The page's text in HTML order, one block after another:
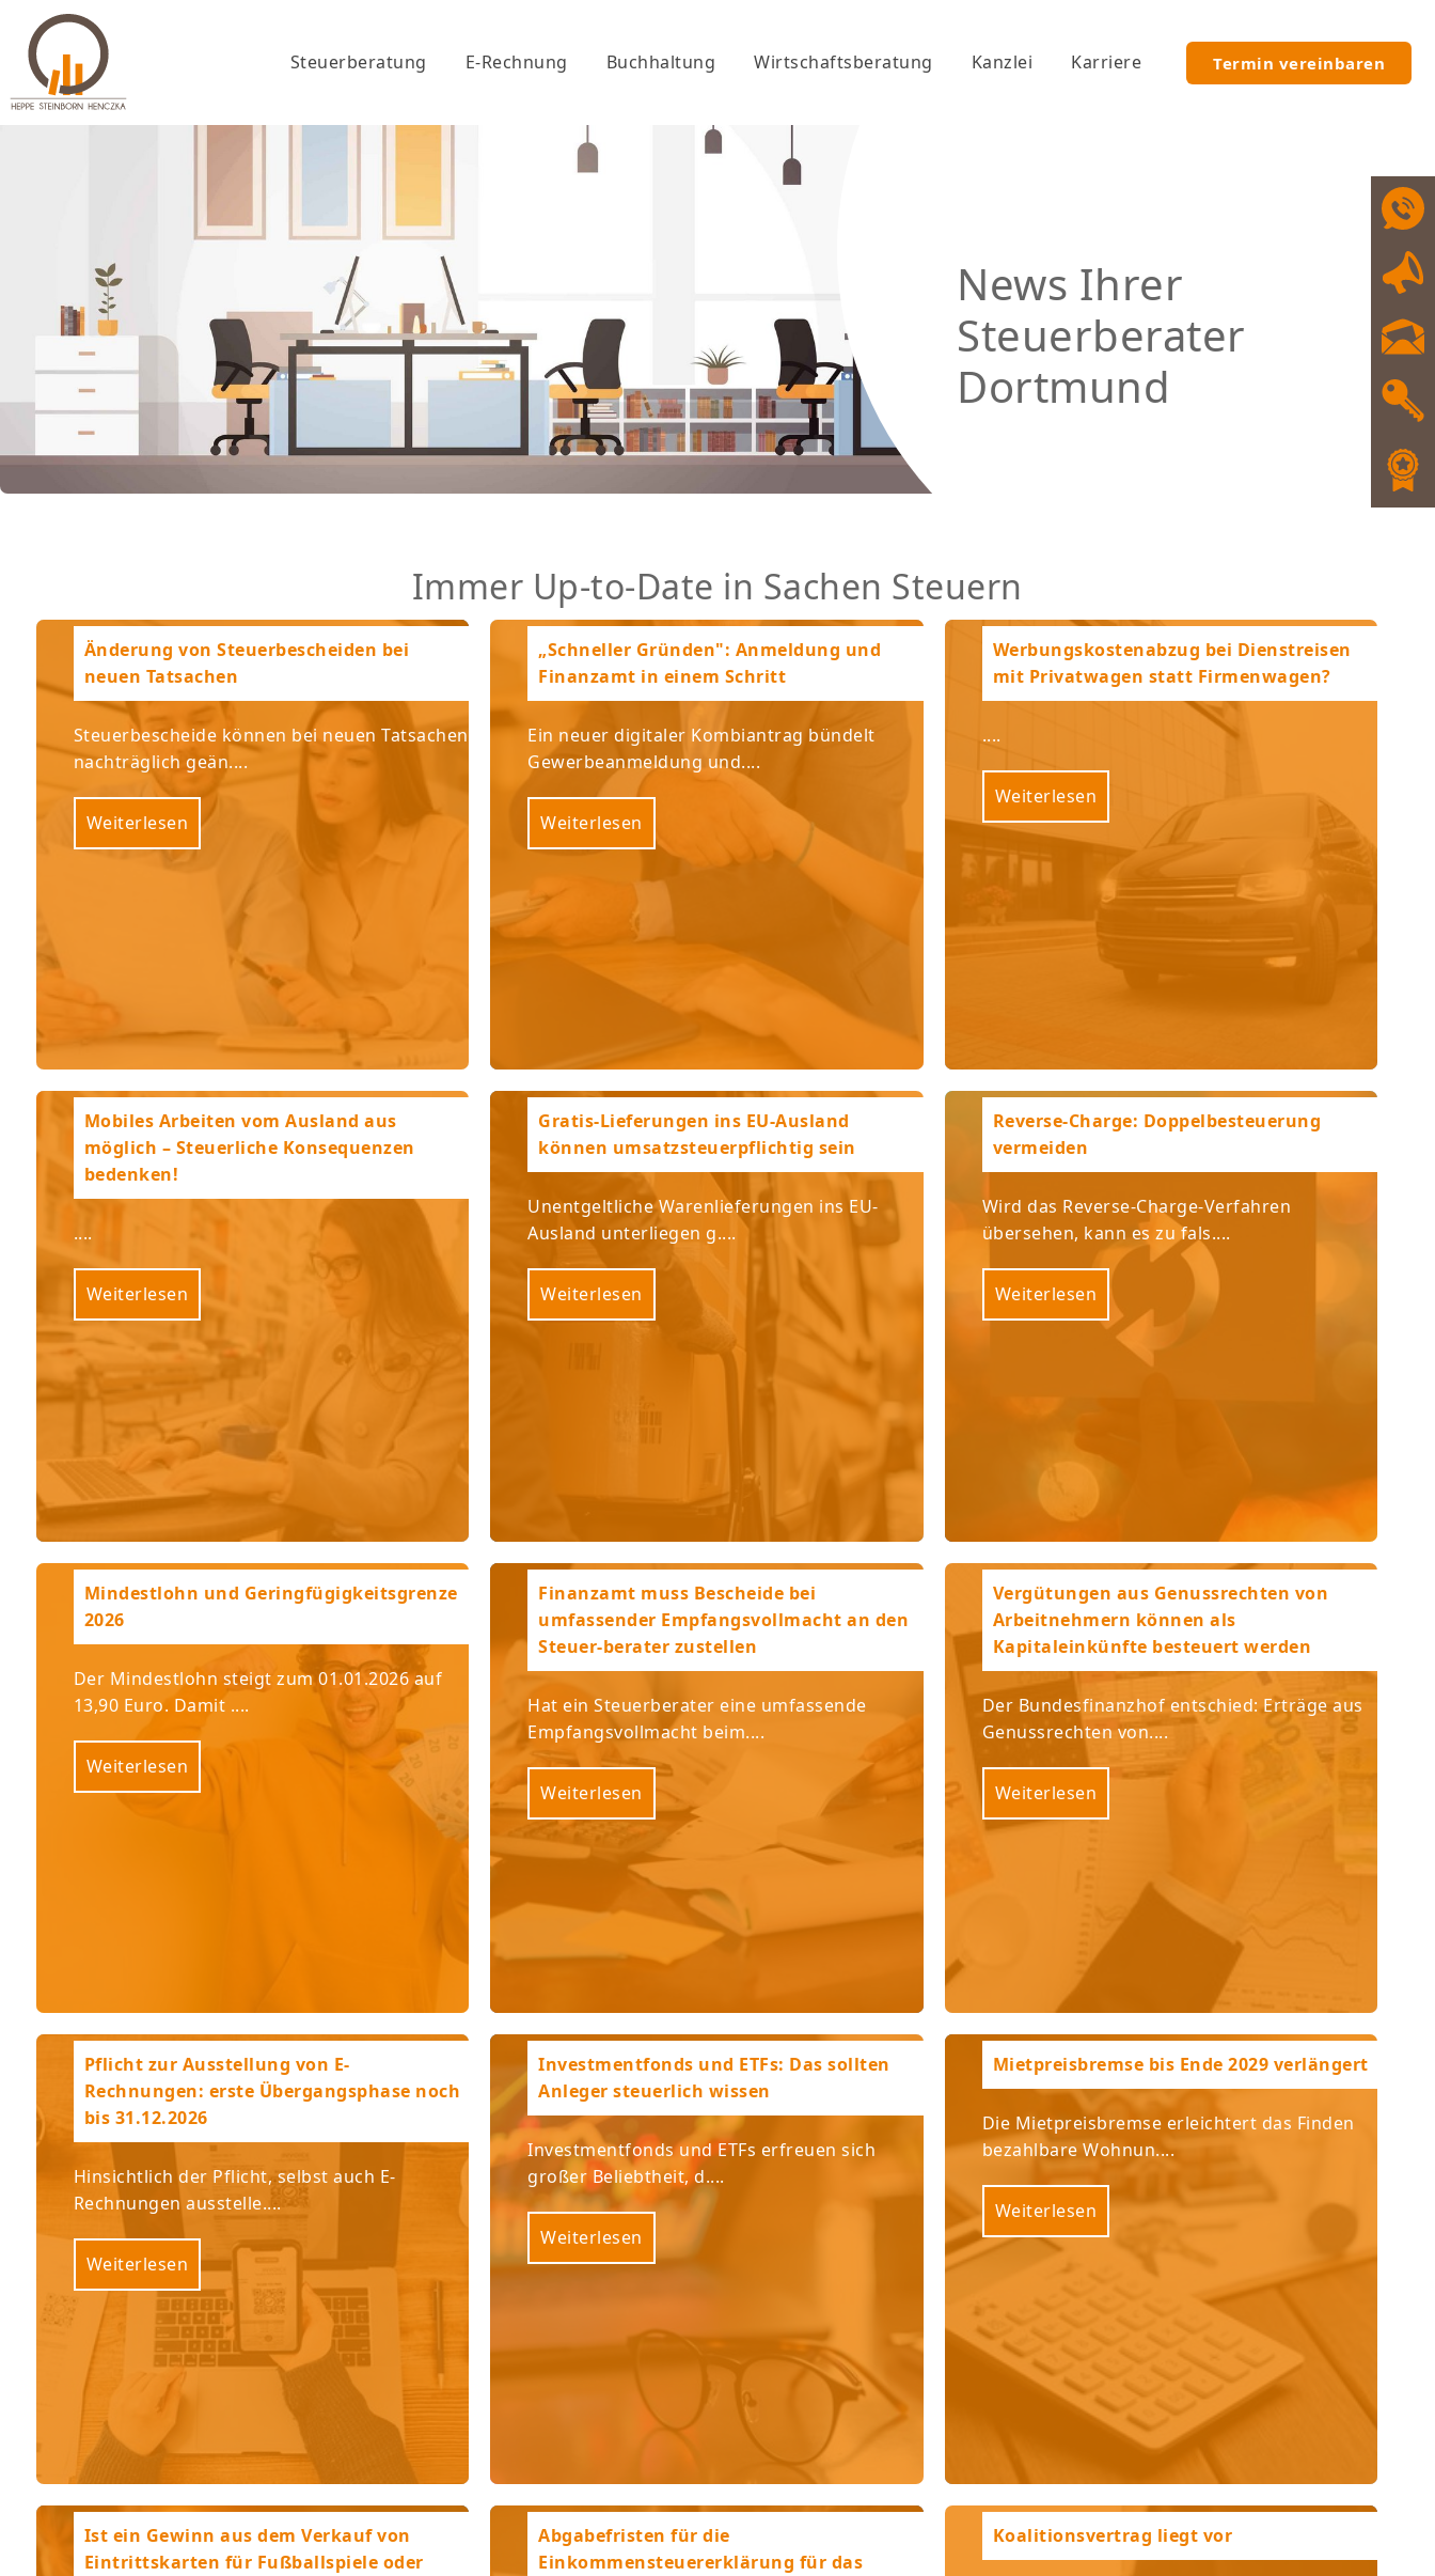
Steuerberatung E-Rechnung Buchhaltung Wirtschaftsberatung Kanzlei Karriere Termin vereinbaren
News Ihrer
Steuerberater
Dortmund
Immer Up-to-Date in Sachen Steuern
Änderung von Steuerbescheiden bei
neuen Tatsachen
Steuerbescheide können bei neuen Tatsachen
nachträglich geän....
Weiterlesen
„Schneller Gründen": Anmeldung und
Finanzamt in einem Schritt
Ein neuer digitaler Kombiantrag bündelt
Gewerbeanmeldung und....
Weiterlesen
Werbungskostenabzug bei Dienstreisen
mit Privatwagen statt Firmenwagen?
....
Weiterlesen
Mobiles Arbeiten vom Ausland aus
möglich – Steuerliche Konsequenzen
bedenken!
....
Weiterlesen
Gratis-Lieferungen ins EU-Ausland
können umsatzsteuerpflichtig sein
Unentgeltliche Warenlieferungen ins EU-
Ausland unterliegen g....
Weiterlesen
Reverse-Charge: Doppelbesteuerung
vermeiden ­
Wird das Reverse-Charge-Verfahren
übersehen, kann es zu fals....
Weiterlesen
Mindestlohn und Geringfügigkeitsgrenze
2026
Der Mindestlohn steigt zum 01.01.2026 auf
13,90 Euro. Damit ....
Weiterlesen
Finanzamt muss Bescheide bei
umfassender Empfangsvollmacht an den
Steuer-berater zustellen
Hat ein Steuerberater eine umfassende
Empfangsvollmacht beim....
Weiterlesen
Vergütungen aus Genussrechten von
Arbeitnehmern können als
Kapitaleinkünfte besteuert werden
Der Bundesfinanzhof entschied: Erträge aus
Genussrechten von....
Weiterlesen
Pflicht zur Ausstellung von E-
Rechnungen: erste Übergangsphase noch
bis 31.12.2026
Hinsichtlich der Pflicht, selbst auch E-
Rechnungen ausstelle....
Weiterlesen
Investmentfonds und ETFs: Das sollten
Anleger steuerlich wissen
Investmentfonds und ETFs erfreuen sich
großer Beliebtheit, d....
Weiterlesen
Mietpreisbremse bis Ende 2029 verlängert
Die Mietpreisbremse erleichtert das Finden
bezahlbare Wohnun....
Weiterlesen
Ist ein Gewinn aus dem Verkauf von
Eintrittskarten für Fußballspiele oder
Abgabefristen für die
Einkommensteuererklärung für das
Koalitionsvertrag liegt vor